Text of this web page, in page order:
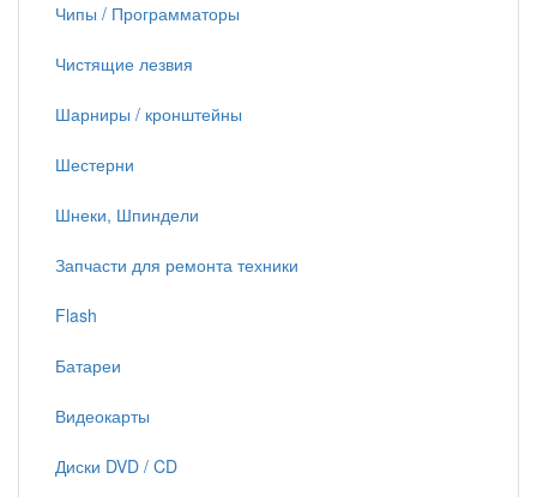
Чипы / Программаторы
Чистящие лезвия
Шарниры / кронштейны
Шестерни
Шнеки, Шпиндели
Запчасти для ремонта техники
Flash
Батареи
Видеокарты
Диски DVD / CD